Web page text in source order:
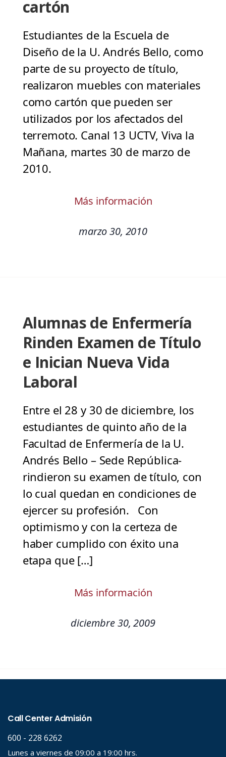
cartón
Estudiantes de la Escuela de
Diseño de la U. Andrés Bello, como
parte de su proyecto de título,
realizaron muebles con materiales
como cartón que pueden ser
utilizados por los afectados del
terremoto. Canal 13 UCTV, Viva la
Mañana, martes 30 de marzo de
2010.
Más información
marzo 30, 2010
Alumnas de Enfermería
Rinden Examen de Título
e Inician Nueva Vida
Laboral
Entre el 28 y 30 de diciembre, los
estudiantes de quinto año de la
Facultad de Enfermería de la U.
Andrés Bello – Sede República-
rindieron su examen de título, con
lo cual quedan en condiciones de
ejercer su profesión. Con
optimismo y con la certeza de
haber cumplido con éxito una
etapa que […]
Más información
diciembre 30, 2009